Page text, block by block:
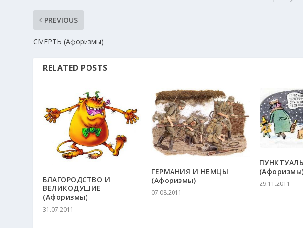
PREVIOUS
СМЕРТЬ (Афоризмы)
RELATED POSTS
БЛАГОРОДСТВО И
ВЕЛИКОДУШИЕ
(Афоризмы)
31.07.2011
ГЕРМАНИЯ И НЕМЦЫ
(Афоризмы)
07.08.2011
(Афоризмы)
29.11.2011